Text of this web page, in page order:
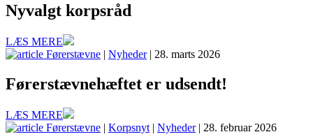
Nyvalgt korpsråd
LÆS MERE
Førerstævne | Nyheder| 28. marts 2026
Førerstævnehæftet er udsendt!
LÆS MERE
Førerstævne | Korpsnyt | Nyheder| 28. februar 2026